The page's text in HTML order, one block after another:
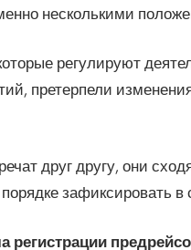
несколькими
регулируют
претерпели
друг другу, они
зафиксировать
регистрации